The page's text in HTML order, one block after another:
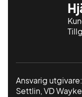
Ansvarig
Settlin, VD